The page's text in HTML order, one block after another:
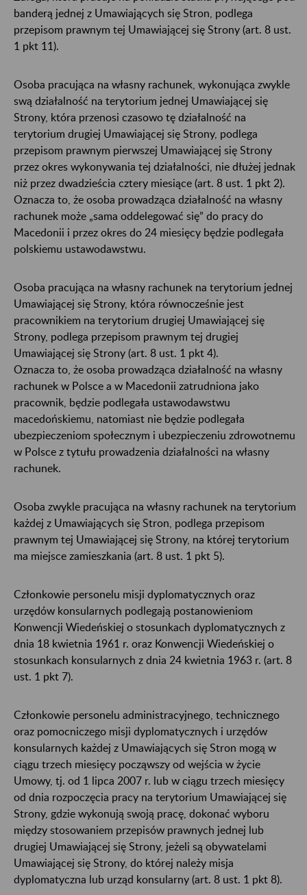
banderą jednej z Umawiających się Stron, podlega
przepisom prawnym tej Umawiającej się Strony (art. 8 ust.
1 pkt 11).
Osoba pracująca na własny rachunek, wykonująca zwykle
swą działalność na terytorium jednej Umawiającej się
Strony, która przenosi czasowo tę działalność na
terytorium drugiej Umawiającej się Strony, podlega
przepisom prawnym pierwszej Umawiającej się Strony
przez okres wykonywania tej działalności, nie dłużej jednak
niż przez dwadzieścia cztery miesiące (art. 8 ust. 1 pkt 2).
Oznacza to, że osoba prowadząca działalność na własny
rachunek może „sama oddelegować się” do pracy do
Macedonii i przez okres do 24 miesięcy będzie podlegała
polskiemu ustawodawstwu.
Osoba pracująca na własny rachunek na terytorium jednej
Umawiającej się Strony, która równocześnie jest
pracownikiem na terytorium drugiej Umawiającej się
Strony, podlega przepisom prawnym tej drugiej
Umawiającej się Strony (art. 8 ust. 1 pkt 4).
Oznacza to, że osoba prowadząca działalność na własny
rachunek w Polsce a w Macedonii zatrudniona jako
pracownik, będzie podlegała ustawodawstwu
macedońskiemu, natomiast nie będzie podlegała
ubezpieczeniom społecznym i ubezpieczeniu zdrowotnemu
w Polsce z tytułu prowadzenia działalności na własny
rachunek.
Osoba zwykle pracująca na własny rachunek na terytorium
każdej z Umawiających się Stron, podlega przepisom
prawnym tej Umawiającej się Strony, na której terytorium
ma miejsce zamieszkania (art. 8 ust. 1 pkt 5).
Członkowie personelu misji dyplomatycznych oraz
urzędów konsularnych podlegają postanowieniom
Konwencji Wiedeńskiej o stosunkach dyplomatycznych z
dnia 18 kwietnia 1961 r. oraz Konwencji Wiedeńskiej o
stosunkach konsularnych z dnia 24 kwietnia 1963 r. (art. 8
ust. 1 pkt 7).
Członkowie personelu administracyjnego, technicznego
oraz pomocniczego misji dyplomatycznych i urzędów
konsularnych każdej z Umawiających się Stron mogą w
ciągu trzech miesięcy począwszy od wejścia w życie
Umowy, tj. od 1 lipca 2007 r. lub w ciągu trzech miesięcy
od dnia rozpoczęcia pracy na terytorium Umawiającej się
Strony, gdzie wykonują swoją pracę, dokonać wyboru
między stosowaniem przepisów prawnych jednej lub
drugiej Umawiającej się Strony, jeżeli są obywatelami
Umawiającej się Strony, do której należy misja
dyplomatyczna lub urząd konsularny (art. 8 ust. 1 pkt 8).